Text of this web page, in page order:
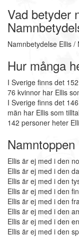
Vad betyder
Namnbetydelse Ellis
Hur många
I Sverige finns det
76 kvinnor har Ellis
I Sverige finns det
män har Ellis som
142 personer heter
Ellis är ej med i den
Ellis är ej med i den
Ellis är ej med i den
Ellis är ej med i den
Ellis är ej med i den
Ellis är ej med i den
Ellis är ej med i den
Ellis är ej med i den